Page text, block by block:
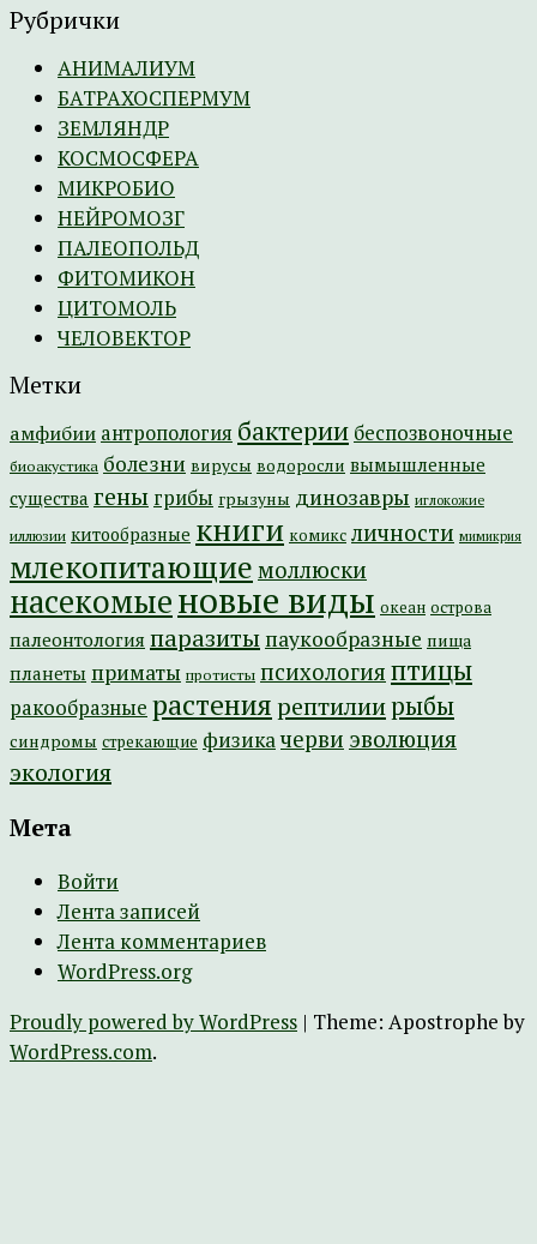
Рубрички
АНИМАЛИУМ
БАТРАХОСПЕРМУМ
ЗЕМЛЯНДР
КОСМОСФЕРА
МИКРОБИО
НЕЙРОМОЗГ
ПАЛЕОПОЛЬД
ФИТОМИКОН
ЦИТОМОЛЬ
ЧЕЛОВЕКТОР
Метки
амфибии антропология бактерии беспозвоночные
биоакустика болезни вирусы водоросли вымышленные
существа гены грибы грызуны динозавры иглокожие
иллюзии китообразные книги комикс личности мимикрия
млекопитающие моллюски
насекомыеновые виды океан острова
палеонтология паразиты паукообразные пища
планеты приматы протисты психология птицы
ракообразные растениярептилиирыбы
синдромы стрекающие физикачерви эволюция
экология
Мета
Войти
Лента записей
Лента комментариев
WordPress.org
Proudly powered by WordPress | Theme: Apostrophe by
WordPress.com.